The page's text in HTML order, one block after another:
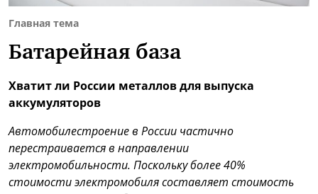
Главная тема
Батарейная база
Хватит ли России металлов для выпуска
аккумуляторов
Автомобилестроение в России частично
перестраивается в направлении
электромобильности. Поскольку более 40%
стоимости электромобиля составляет стоимость